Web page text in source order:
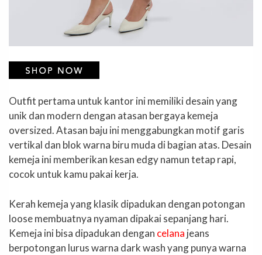
Outfit pertama untuk kantor ini memiliki desain yang
unik dan modern dengan atasan bergaya kemeja
oversized. Atasan baju ini menggabungkan motif garis
vertikal dan blok warna biru muda di bagian atas. Desain
kemeja ini memberikan kesan edgy namun tetap rapi,
cocok untuk kamu pakai kerja.
Kerah kemeja yang klasik dipadukan dengan potongan
loose membuatnya nyaman dipakai sepanjang hari.
Kemeja ini bisa dipadukan dengan celana jeans
berpotongan lurus warna dark wash yang punya warna